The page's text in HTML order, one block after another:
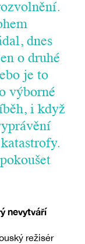
dnes
o druhé
je to
výborné
i když
nevytváří
režisér